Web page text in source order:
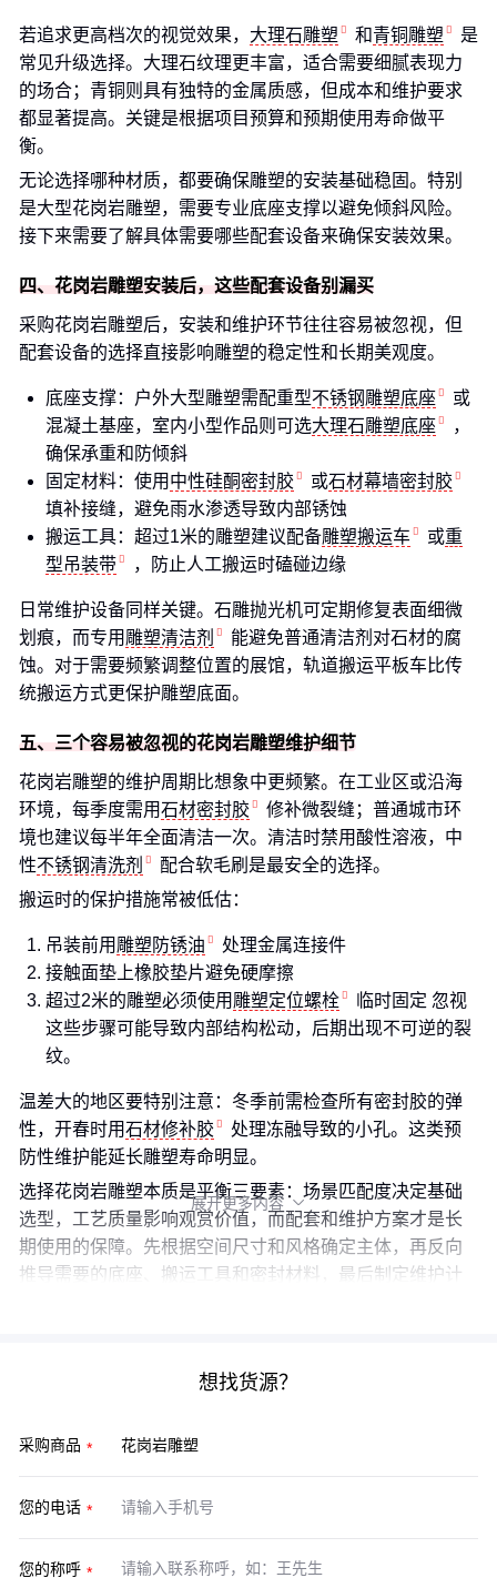
若追求更高档次的视觉效果， 大理石雕塑 和青铜雕塑
是
常见升级选择。大理石纹理更丰富，适合需要细腻表现力
的场合；青铜则具有独特的金属质感，但成本和维护要求
都显著提高。关键是根据项目预算和预期使用寿命做平
衡。
无论选择哪种材质，都要确保雕塑的安装基础稳固。特别
是大型花岗岩雕塑，需要专业底座支撑以避免倾斜风险。
接下来需要了解具体需要哪些配套设备来确保安装效果。
四、花岗岩雕塑安装后，这些配套设备别漏买
采购花岗岩雕塑后，安装和维护环节往往容易被忽视，但
配套设备的选择直接影响雕塑的稳定性和长期美观度。
底座支撑：户外大型雕塑需配重型不锈钢雕塑底座
或
混凝土基座，室内小型作品则可选大理石雕塑底座
，
确保承重和防倾斜
固定材料：使用 中性硅酮密封胶 或石材幕墙密封胶
填补接缝，避免雨水渗透导致内部锈蚀
搬运工具：超过1米的雕塑建议配备雕塑搬运车 或重
型吊装带
，防止人工搬运时磕碰边缘
日常维护设备同样关键。石雕抛光机可定期修复表面细微
划痕，而专用 雕塑清洁剂
能避免普通清洁剂对石材的腐
蚀。对于需要频繁调整位置的展馆，轨道搬运平板车比传
统搬运方式更保护雕塑底面。
五、三个容易被忽视的花岗岩雕塑维护细节
花岗岩雕塑的维护周期比想象中更频繁。在工业区或沿海
环境，每季度需用石材密封胶
修补微裂缝；普通城市环
境也建议每半年全面清洁一次。清洁时禁用酸性溶液，中
性不锈钢清洗剂
配合软毛刷是最安全的选择。
搬运时的保护措施常被低估：
吊装前用 雕塑防锈油
处理金属连接件
接触面垫上橡胶垫片避免硬摩擦
超过2米的雕塑必须使用 雕塑定位螺栓
临时固定 忽视
这些步骤可能导致内部结构松动，后期出现不可逆的裂
纹。
温差大的地区要特别注意：冬季前需检查所有密封胶的弹
性，开春时用石材修补胶
处理冻融导致的小孔。这类预
防性维护能延长雕塑寿命明显。
选择花岗岩雕塑本质是平衡三要素：场景匹配度决定基础
选型，工艺质量影响观赏价值，而配套和维护方案才是长
期使用的保障。先根据空间尺寸和风格确定主体，再反向
推导需要的底座、搬运工具和密封材料，最后制定维护计
展开更多内容 
想找货源？
采购商品
您的电话
您的称呼